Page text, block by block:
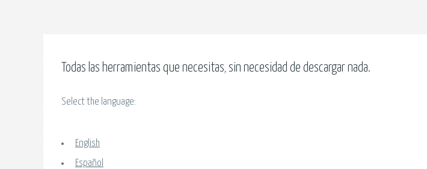
Todas las herramientas que necesitas, sin necesidad de descargar nada.
Select the language:
English
Español